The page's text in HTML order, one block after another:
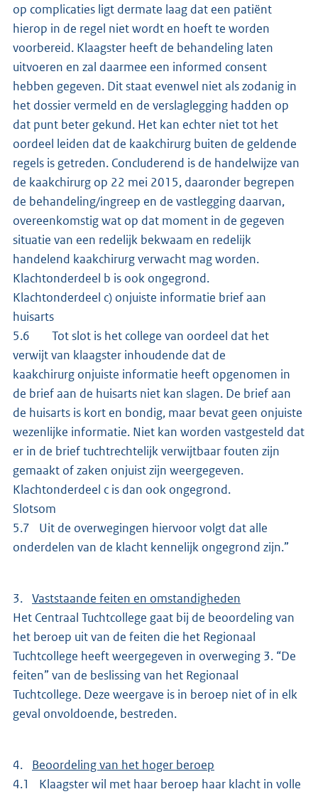
op complicaties ligt dermate laag dat een patiënt
hierop in de regel niet wordt en hoeft te worden
voorbereid. Klaagster heeft de behandeling laten
uitvoeren en zal daarmee een informed consent
hebben gegeven. Dit staat evenwel niet als zodanig in
het dossier vermeld en de verslaglegging hadden op
dat punt beter gekund. Het kan echter niet tot het
oordeel leiden dat de kaakchirurg buiten de geldende
regels is getreden. Concluderend is de handelwijze van
de kaakchirurg op 22 mei 2015, daaronder begrepen
de behandeling/ingreep en de vastlegging daarvan,
overeenkomstig wat op dat moment in de gegeven
situatie van een redelijk bekwaam en redelijk
handelend kaakchirurg verwacht mag worden.
Klachtonderdeel b is ook ongegrond.
Klachtonderdeel c) onjuiste informatie brief aan
huisarts
5.6 Tot slot is het college van oordeel dat het
verwijt van klaagster inhoudende dat de
kaakchirurg onjuiste informatie heeft opgenomen in
de brief aan de huisarts niet kan slagen. De brief aan
de huisarts is kort en bondig, maar bevat geen onjuiste
wezenlijke informatie. Niet kan worden vastgesteld dat
er in de brief tuchtrechtelijk verwijtbaar fouten zijn
gemaakt of zaken onjuist zijn weergegeven.
Klachtonderdeel c is dan ook ongegrond.
Slotsom
5.7 Uit de overwegingen hiervoor volgt dat alle
onderdelen van de klacht kennelijk ongegrond zijn.”
3. Vaststaande feiten en omstandigheden
Het Centraal Tuchtcollege gaat bij de beoordeling van
het beroep uit van de feiten die het Regionaal
Tuchtcollege heeft weergegeven in overweging 3. “De
feiten” van de beslissing van het Regionaal
Tuchtcollege. Deze weergave is in beroep niet of in elk
geval onvoldoende, bestreden.
4. Beoordeling van het hoger beroep
4.1 Klaagster wil met haar beroep haar klacht in volle